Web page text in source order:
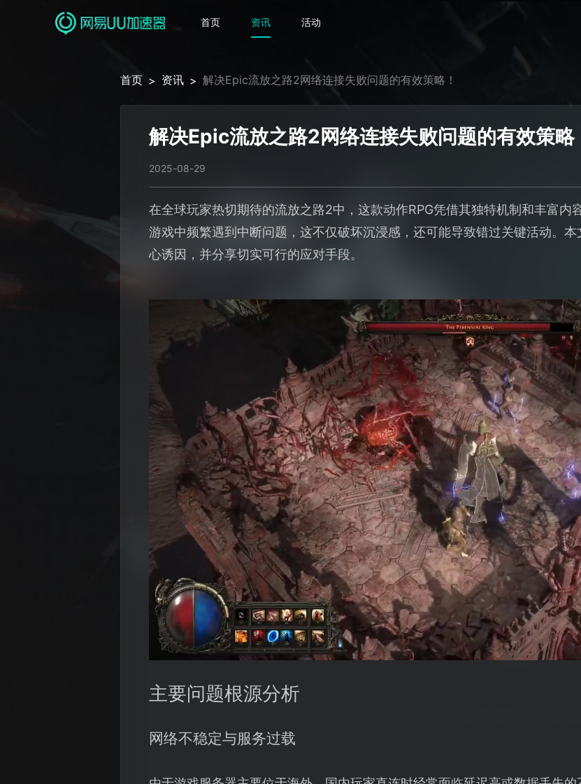
首页 资讯 活动
首页 > 资讯 > 解决Epic流放之路2网络连接失败问题的有效策略！
解决Epic流放之路2网络连接失败问题的有效策略
2025-08-29
在全球玩家热切期待的流放之路2中，这款动作RPG凭借其独特机制和丰富内
游戏中频繁遇到中断问题，这不仅破坏沉浸感，还可能导致错过关键活动。
心诱因，并分享切实可行的应对手段。
主要问题根源分析
网络不稳定与服务过载